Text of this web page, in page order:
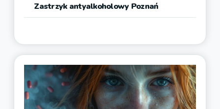
Zastrzyk antyalkoholowy Poznań